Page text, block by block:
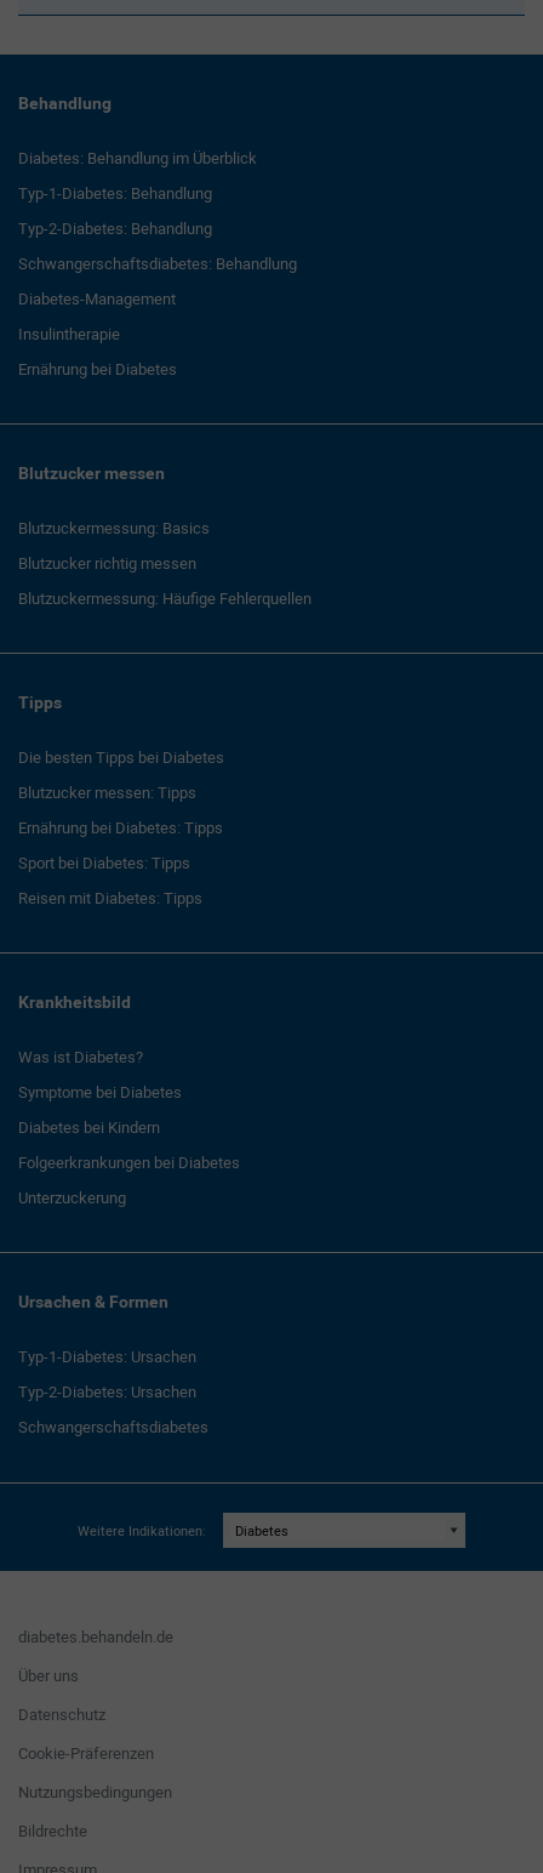
Behandlung
Diabetes: Behandlung im Überblick
Typ-1-Diabetes: Behandlung
Typ-2-Diabetes: Behandlung
Schwangerschaftsdiabetes: Behandlung
Diabetes-Management
Insulintherapie
Ernährung bei Diabetes
Blutzucker messen
Blutzuckermessung: Basics
Blutzucker richtig messen
Blutzuckermessung: Häufige Fehlerquellen
Tipps
Die besten Tipps bei Diabetes
Blutzucker messen: Tipps
Ernährung bei Diabetes: Tipps
Sport bei Diabetes: Tipps
Reisen mit Diabetes: Tipps
Krankheitsbild
Was ist Diabetes?
Symptome bei Diabetes
Diabetes bei Kindern
Folgeerkrankungen bei Diabetes
Unterzuckerung
Ursachen & Formen
Typ-1-Diabetes: Ursachen
Typ-2-Diabetes: Ursachen
Schwangerschaftsdiabetes
Weitere Indikationen:
diabetes.behandeln.de
Über uns
Datenschutz
Cookie-Präferenzen
Nutzungsbedingungen
Bildrechte